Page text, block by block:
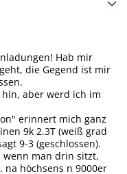
Hab mir
die Gegend ist mir
aber werd ich im
erinnert mich ganz
9k 2.3T (weiß grad
9-3 (geschlossen).
wenn man drin sitzt,
höchsens n 9000er